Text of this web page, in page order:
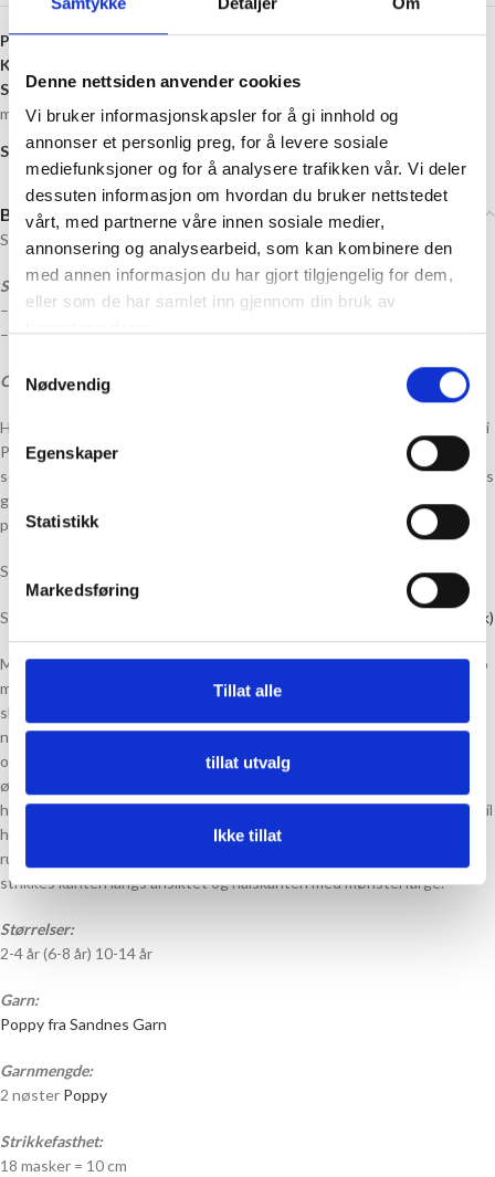
Denne nettsiden anvender cookies
Vi bruker informasjonskapsler for å gi innhold og
annonser et personlig preg, for å levere sosiale
mediefunksjoner og for å analysere trafikken vår. Vi deler
dessuten informasjon om hvordan du bruker nettstedet
vårt, med partnerne våre innen sosiale medier,
annonsering og analysearbeid, som kan kombinere den
med annen informasjon du har gjort tilgjengelig for dem,
eller som de har samlet inn gjennom din bruk av
Nødvendig
Egenskaper
Statistikk
Markedsføring
Tillat alle
tillat utvalg
Ikke tillat
Produktnummer:SG-GARN-POP
Kategori:
Stikkord:14 masker, 15 masker,16 masker,
mm ,Alpakka,Blåst garn, Bomull,Merinoull
Share:
Beskrivelse
Strikkepakke til Hugsy Hood Junior, strikket i Poppy fra Sandnes Garn
Strikkepakken inneholder:
– Garn
– Oppskrift
Om oppskriften:
Hugsy Hood Junior er en tøff og fin hette som strikkes ovenfra og ned i
Poppy, enten i én eller to farger. Med Judys magiske opplegg får du en
sømløs og pen start på hetta, og vrangbordkantene langs ansikt og hals
gir et stilig og behagelig uttrykk. Velg din favorittfarge eller miks for en
personlig look! Kan også strikkes i Kos (oppskrift medfølger).
Se Strikkepakke til Hugsy Hood Junior strikket i Kos HER (link)
Se Strikkepakke til Hugsy Hood Junior Strikket i Kos og Poppy HER (link)
Man begynner med hetta, som strikkes ovenfra og ned. Det legges opp
masker med Judys magiske opplegg (Judy’s magic cast on), slik at man
slipper en synlig søm på toppen av hodet. Ønskes en mer
nybegynnervennlig variant kan man legge opp masker med vanlig
opplegg og sy sammen til slutt. Hetta formes med vendepinner,
økninger og fellinger. Videre strikker man opp masker langs ansiktet,
hvor det strikkes en kant i vrangbord. Til slutt legger man opp masker til
halsen, som strikkes sammen med maskene fra hetta, og det strikkes
rundt i vrangbord. Dersom man ønsker å strikke en tofarget versjon,
strikkes kanten langs ansiktet og halskanten med mønsterfarge.
Størrelser:
2-4 år (6-8 år) 10-14 år
Garn:
Poppy fra Sandnes Garn
Garnmengde:
2 nøster Poppy
Strikkefasthet:
18 masker = 10 cm